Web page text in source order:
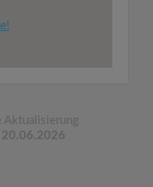
Aktualisierung
20.06.2026